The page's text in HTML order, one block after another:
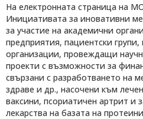
На електронната страница на
Инициативата за иновативни
за участие на академични
предприятия, пациентски
организации, провеждащи
проекти с възможности за
свързани с разработването на
здраве и др., насочени към
ваксини, псориатичен артрит и
лекарства на базата на